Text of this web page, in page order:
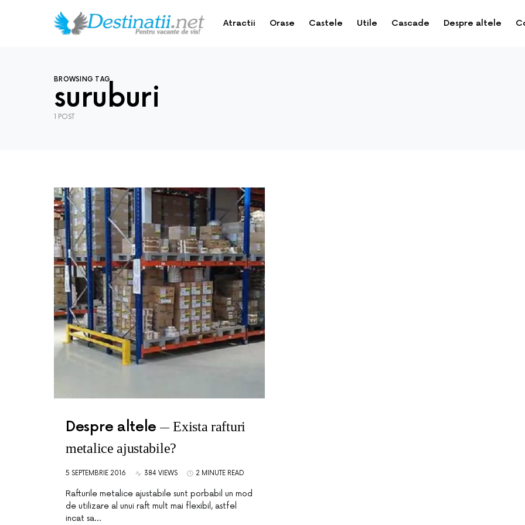
Atractii Orase Castele Utile Cascade Despre altele
BROWSING TAG
suruburi
1 POST
Despre altele
Exista rafturi
metalice ajustabile?
5 SEPTEMBRIE 2016 384 VIEWS 2 MINUTE READ
Rafturile metalice ajustabile sunt porbabil un mod
de utilizare al unui raft mult mai flexibil, astfel
incat sa…